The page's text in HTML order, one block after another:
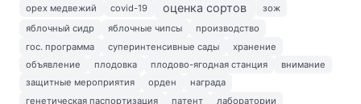
орех медвежий
covid-19 оценка сортов
зож
яблочный сидр
яблочные чипсы
производство
гос. программа
суперинтенсивные сады
хранение
объявление
плодовка плодово-ягодная станция
внимание
защитные мероприятия
орден
награда
генетическая паспортизация
патент
лаборатории